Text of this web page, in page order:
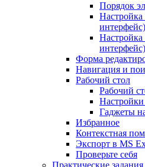
Порядок
Настройка
интерфейс)
интерфейс)
Форма
Навигация и
Рабочий стол
Рабочий
Настройки
Гаджеты
Избранное
Контекстная
Экспорт в MS
Проверьте себя
Практические задания